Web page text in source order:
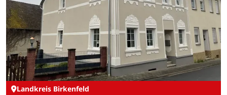
Landkreis Birkenfeld